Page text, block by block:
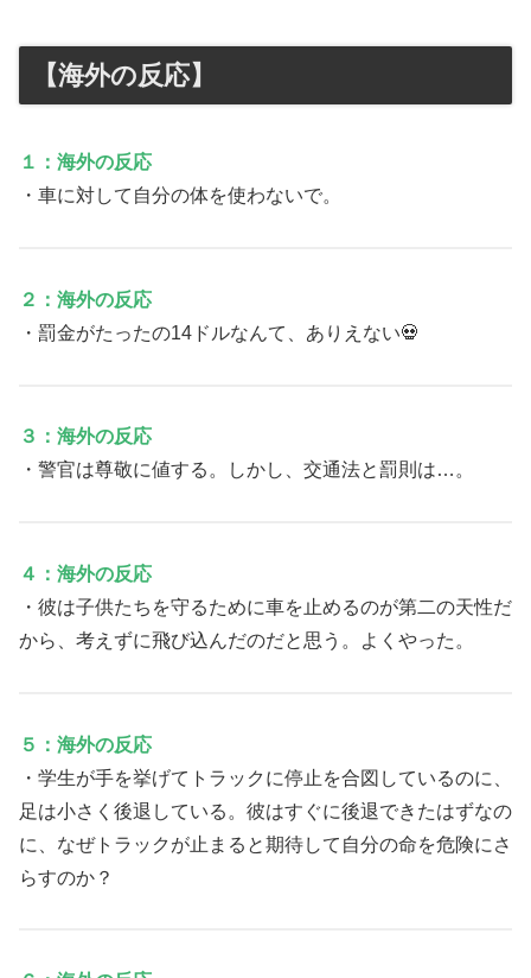
【海外の反応】
１：海外の反応
・車に対して自分の体を使わないで。
２：海外の反応
・罰金がたったの14ドルなんて、ありえない💀
３：海外の反応
・警官は尊敬に値する。しかし、交通法と罰則は…。
４：海外の反応
・彼は子供たちを守るために車を止めるのが第二の天性だ
から、考えずに飛び込んだのだと思う。よくやった。
５：海外の反応
・学生が手を挙げてトラックに停止を合図しているのに、
足は小さく後退している。彼はすぐに後退できたはずなの
に、なぜトラックが止まると期待して自分の命を危険にさ
らすのか？